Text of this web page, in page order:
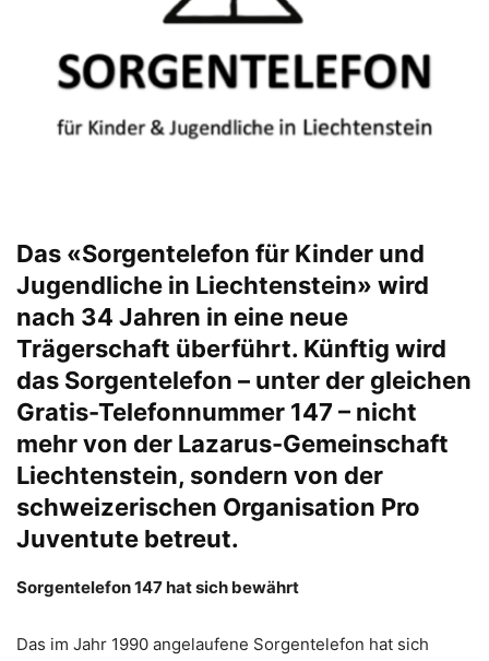
Das «Sorgentelefon für Kinder und
Jugendliche in Liechtenstein» wird
nach 34 Jahren in eine neue
Trägerschaft überführt. Künftig wird
das Sorgentelefon – unter der gleichen
Gratis-Telefonnummer 147 – nicht
mehr von der Lazarus-Gemeinschaft
Liechtenstein, sondern von der
schweizerischen Organisation Pro
Juventute betreut.
Sorgentelefon 147 hat sich bewährt
Das im Jahr 1990 angelaufene Sorgentelefon hat sich